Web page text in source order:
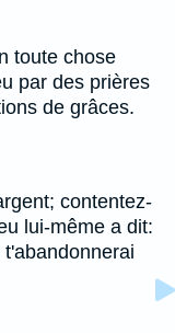
toute chose
par des prières
de grâces.
contentez-
lui-même a dit: